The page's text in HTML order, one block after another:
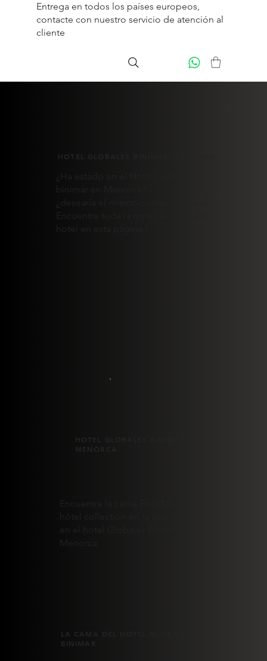
Entrega en todos los países europeos,
contacte con nuestro servicio de atención al
cliente
Encuentre la cama Flex/Molaflex
en el hotel Globales Binimar
Menorca
HOTEL GLOBALES BINIMAR-MENORCA
¿Ha estado en el Hotel Globales
¿desearía el mismo confort en casa?
Encuentre toda la ropa de cama del
LA CAMA DEL HOTEL GLOBALES
BINIMAR